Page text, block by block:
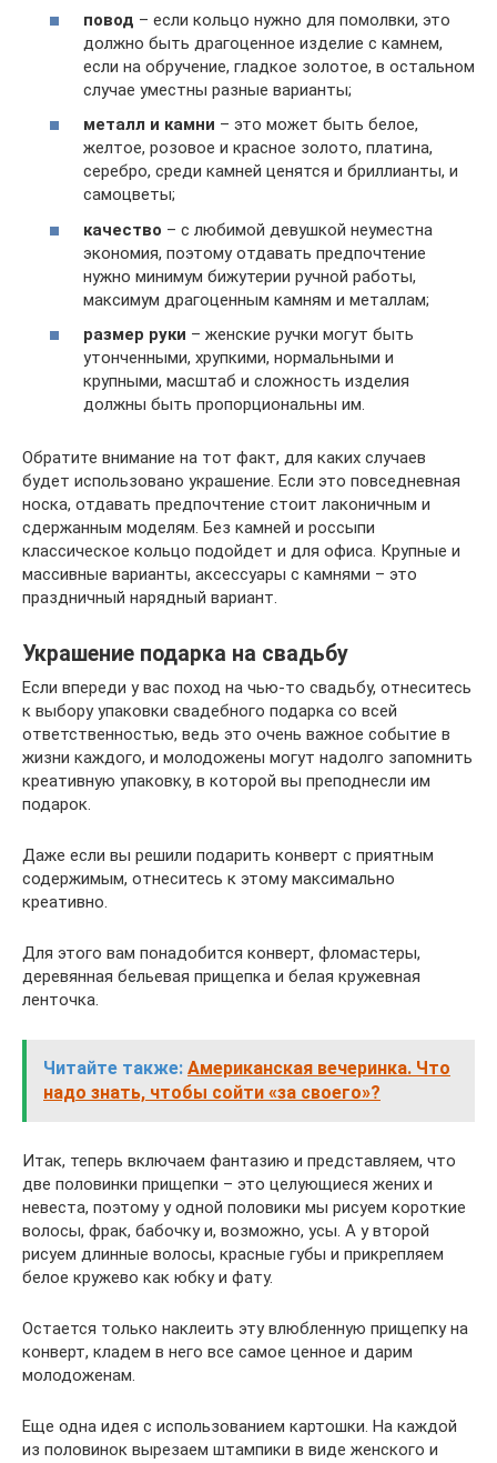
повод – если кольцо нужно для помолвки, это
должно быть драгоценное изделие с камнем,
если на обручение, гладкое золотое, в остальном
случае уместны разные варианты;
металл и камни – это может быть белое,
желтое, розовое и красное золото, платина,
серебро, среди камней ценятся и бриллианты, и
самоцветы;
качество – с любимой девушкой неуместна
экономия, поэтому отдавать предпочтение
нужно минимум бижутерии ручной работы,
максимум драгоценным камням и металлам;
размер руки – женские ручки могут быть
утонченными, хрупкими, нормальными и
крупными, масштаб и сложность изделия
должны быть пропорциональны им.
Обратите внимание на тот факт, для каких случаев
будет использовано украшение. Если это повседневная
носка, отдавать предпочтение стоит лаконичным и
сдержанным моделям. Без камней и россыпи
классическое кольцо подойдет и для офиса. Крупные и
массивные варианты, аксессуары с камнями – это
праздничный нарядный вариант.
Украшение подарка на свадьбу
Если впереди у вас поход на чью-то свадьбу, отнеситесь
к выбору упаковки свадебного подарка со всей
ответственностью, ведь это очень важное событие в
жизни каждого, и молодожены могут надолго запомнить
креативную упаковку, в которой вы преподнесли им
подарок.
Даже если вы решили подарить конверт с приятным
содержимым, отнеситесь к этому максимально
креативно.
Для этого вам понадобится конверт, фломастеры,
деревянная бельевая прищепка и белая кружевная
ленточка.
Читайте также: Американская вечеринка. Что
надо знать, чтобы сойти «за своего»?
Итак, теперь включаем фантазию и представляем, что
две половинки прищепки – это целующиеся жених и
невеста, поэтому у одной половики мы рисуем короткие
волосы, фрак, бабочку и, возможно, усы. А у второй
рисуем длинные волосы, красные губы и прикрепляем
белое кружево как юбку и фату.
Остается только наклеить эту влюбленную прищепку на
конверт, кладем в него все самое ценное и дарим
молодоженам.
Еще одна идея с использованием картошки. На каждой
из половинок вырезаем штампики в виде женского и